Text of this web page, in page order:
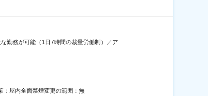
勤務が可能（1日7時間の裁量労働制）／ア
：屋内全面禁煙変更の範囲：無